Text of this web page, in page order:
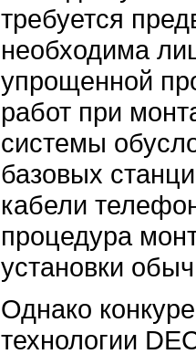
требуется
необходима
упрощенной
работ при
системы
базовых
кабели
процедура
установки
Однако
технологии